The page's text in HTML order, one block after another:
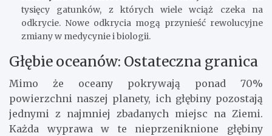
tysięcy gatunków, z których wiele wciąż czeka na
odkrycie. Nowe odkrycia mogą przynieść rewolucyjne
zmiany w medycynie i biologii.
Głębie oceanów: Ostateczna granica
Mimo że oceany pokrywają ponad 70%
powierzchni naszej planety, ich głębiny pozostają
jednymi z najmniej zbadanych miejsc na Ziemi.
Każda wyprawa w te nieprzeniknione głębiny